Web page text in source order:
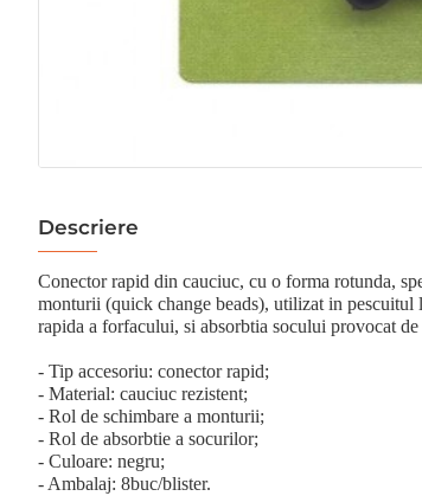
Descriere
Conector rapid din cauciuc, cu o forma rotunda,
monturii (quick change beads), utilizat in
rapida a forfacului, si absorbtia socului provocat de
- Tip accesoriu: conector rapid;
- Material: cauciuc rezistent;
- Rol de schimbare a monturii;
- Rol de absorbtie a socurilor;
- Culoare: negru;
- Ambalaj: 8buc/blister.